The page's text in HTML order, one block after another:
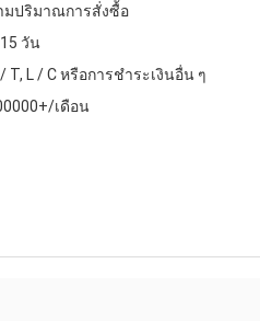
มปริมาณการสั่งซื้อ
วัน
T, L / C หรือการชำระเงินอื่น ๆ
เดือน